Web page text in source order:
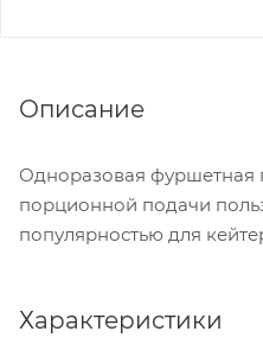
Описание
Одноразовая фуршетная
порционной подачи
популярностью для
Характеристики